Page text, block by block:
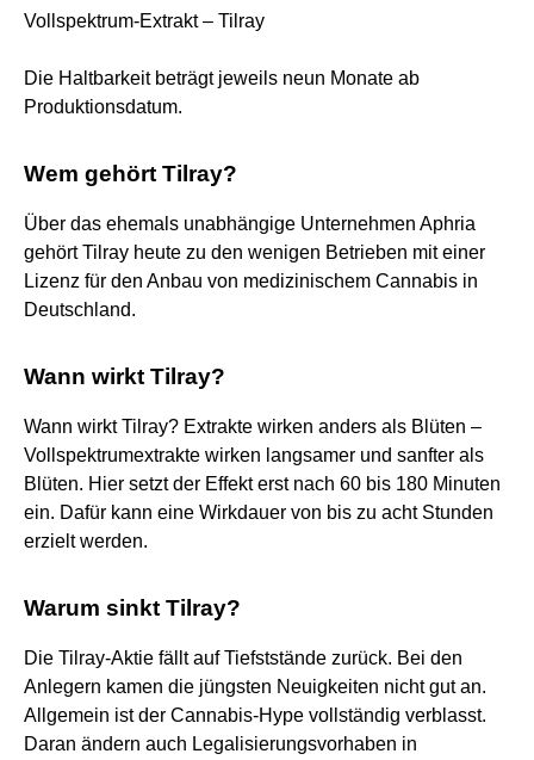
Vollspektrum-Extrakt – Tilray
Die Haltbarkeit beträgt jeweils neun Monate ab
Produktionsdatum.
Wem gehört Tilray?
Über das ehemals unabhängige Unternehmen Aphria
gehört Tilray heute zu den wenigen Betrieben mit einer
Lizenz für den Anbau von medizinischem Cannabis in
Deutschland.
Wann wirkt Tilray?
Wann wirkt Tilray? Extrakte wirken anders als Blüten –
Vollspektrumextrakte wirken langsamer und sanfter als
Blüten. Hier setzt der Effekt erst nach 60 bis 180 Minuten
ein. Dafür kann eine Wirkdauer von bis zu acht Stunden
erzielt werden.
Warum sinkt Tilray?
Die Tilray-Aktie fällt auf Tiefststände zurück. Bei den
Anlegern kamen die jüngsten Neuigkeiten nicht gut an.
Allgemein ist der Cannabis-Hype vollständig verblasst.
Daran ändern auch Legalisierungsvorhaben in